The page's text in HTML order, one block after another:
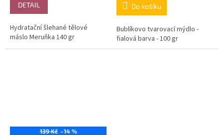
DETAIL
Hydratační šlehané tělové
máslo Meruňka 140 gr
Do košíku
Bublíkovo tvarovací mýdlo -
fialová barva - 100 gr
139 Kč –14 %